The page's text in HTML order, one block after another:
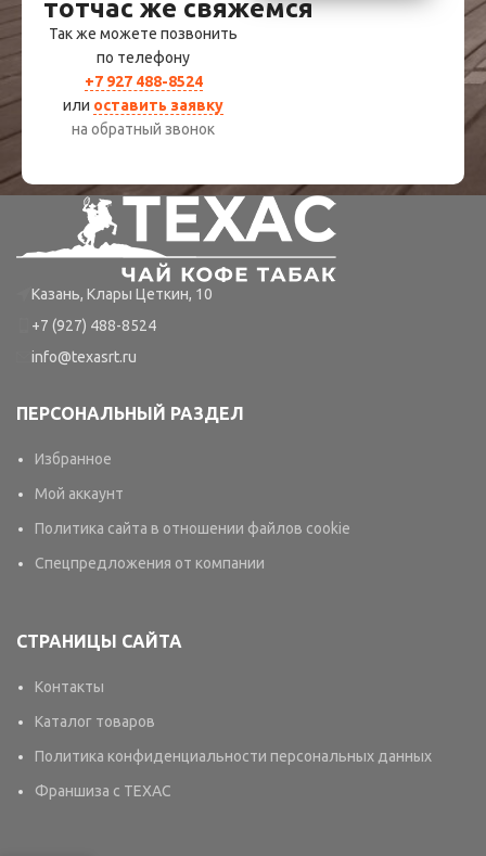
тотчас же свяжемся
Так же можете позвонить
по телефону
+7 927 488-8524
или оставить заявку
на обратный звонок
Казань, Клары Цеткин, 10
+7 (927) 488-8524
info@texasrt.ru
ПЕРСОНАЛЬНЫЙ РАЗДЕЛ
Избранное
Мой аккаунт
Политика сайта в отношении файлов cookie
Спецпредложения от компании
СТРАНИЦЫ САЙТА
Контакты
Каталог товаров
Политика конфиденциальности персональных данных
Франшиза с TEXAC